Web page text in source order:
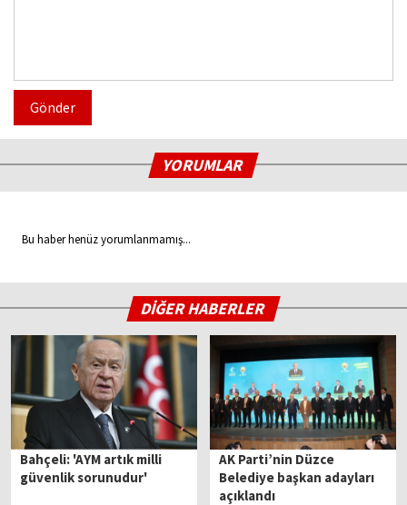
Gönder
YORUMLAR
Bu haber henüz yorumlanmamış...
DİĞER HABERLER
Bahçeli: 'AYM artık milli
güvenlik sorunudur'
AK Parti’nin Düzce
Belediye başkan adayları
açıklandı